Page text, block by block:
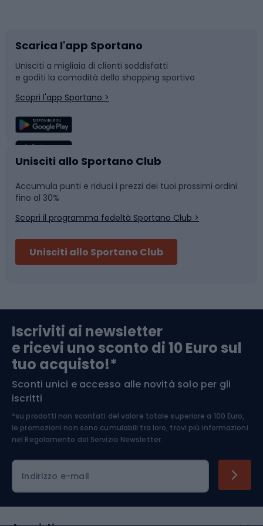
Bushcraft
Corsa
Sport di squadra
Caschi da ciclismo
Skitouring
Abbigliamento da escursionismo
Slitte e slittini
Snowboard
Camminata nordica
Nuoto
Pattinaggio
Componenti per biciclette
Arrampicata
Medicina dello sport
Abbigliamento ciclistico
Scarica l'app Sportano
Unisciti a migliaia di clienti soddisfatti
e goditi la comodità dello shopping sportivo
Scopri l'app Sportano >
Unisciti allo Sportano Club
Accumula punti e riduci i prezzi dei tuoi prossimi ordini
fino al 30%
Scopri il programma fedeltà Sportano Club >
Unisciti allo Sportano Club
Iscriviti ai newsletter
e ricevi uno sconto di 10 Euro sul
tuo acquisto!*
Sconti unici e accesso alle novità solo per gli
iscritti
*su prodotti non scontati del valore totale superiore a 100 Euro,
le promozioni non sono cumulabili tra loro, trovi più informazioni
nel Regolamento del Servizio Newsletter.
Indirizzo e-mail